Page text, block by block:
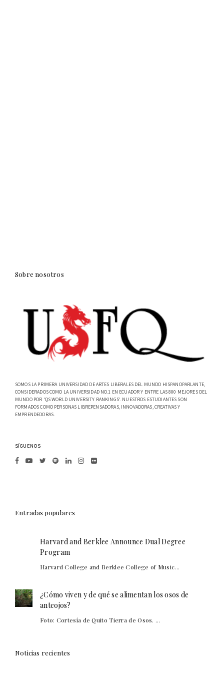
Sobre nosotros
SOMOS LA PRIMERA UNIVERSIDAD DE ARTES LIBERALES DEL MUNDO HISPANOPARLANTE,
CONSIDERADOS COMO LA UNIVERSIDAD NO.1 EN ECUADOR Y ENTRE LAS 800 MEJORES DEL
MUNDO POR 'QS WORLD UNIVERSITY RANKINGS'. NUESTROS ESTUDIANTES SON
FORMADOS COMO PERSONAS LIBREPENSADORAS, INNOVADORAS, CREATIVAS Y
EMPRENDEDORAS.
SÍGUENOS
Entradas populares
Harvard and Berklee Announce Dual Degree
Program
Harvard College and Berklee College of Music...
¿Cómo viven y de qué se alimentan los osos de
anteojos?
Foto: Cortesía de Quito Tierra de Osos. ...
Noticias recientes